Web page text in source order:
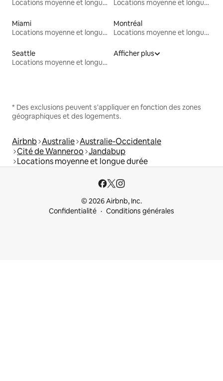
Locations moyenne et longue durée Locations moyenne et longue durée
Miami
Locations moyenne et longue durée
Montréal
Locations moyenne et longue durée
Seattle
Locations moyenne et longue durée
Afficher plus
* Des exclusions peuvent s'appliquer en fonction des zones
géographiques et des logements.
Airbnb Australie Australie-Occidentale
Cité de Wanneroo Jandabup
Locations moyenne et longue durée
© 2026 Airbnb, Inc.
Confidentialité
Conditions générales